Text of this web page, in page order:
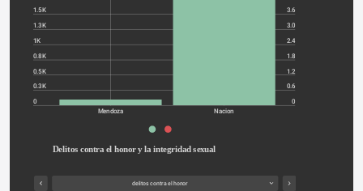
0
0.3K
0.5K
0.8K
1K
1.3K
1.5K
0
0.6
1.2
1.8
2.4
3.0
3.6
Mendoza Nacion
Delitos contra el honor y la integridad sexual
delitos contra el honor